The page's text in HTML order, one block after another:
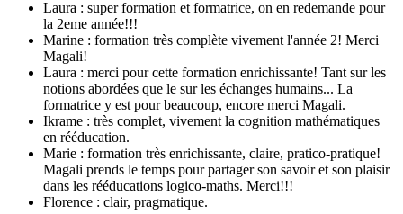
Laura : super formation et formatrice, on en redemande pour
la 2eme année!!!
Marine : formation très complète vivement l'année 2! Merci
Magali!
Laura : merci pour cette formation enrichissante! Tant sur les
notions abordées que le sur les échanges humains... La
formatrice y est pour beaucoup, encore merci Magali.
Ikrame : très complet, vivement la cognition mathématiques
en rééducation.
Marie : formation très enrichissante, claire, pratico-pratique!
Magali prends le temps pour partager son savoir et son plaisir
dans les rééducations logico-maths. Merci!!!
Florence : clair, pragmatique.